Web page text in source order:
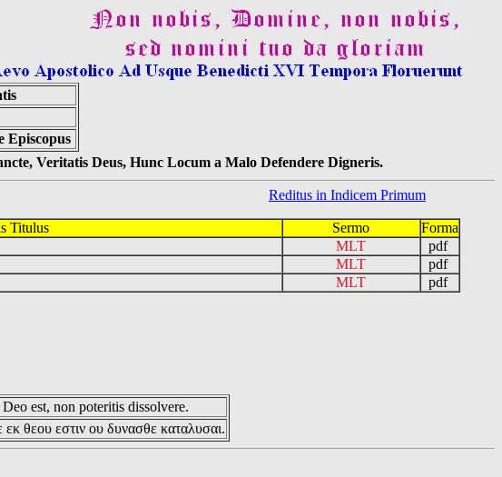
Episcopus
Veritatis Deus, Hunc Locum a Malo Defendere Digneris.
Reditus in Indicem Primum
Titulus Sermo
Forma
MLT
pdf
MLT
pdf
MLT pdf
est, non poteritis dissolvere.
θεου εστιν ου δυνασθε καταλυσαι.